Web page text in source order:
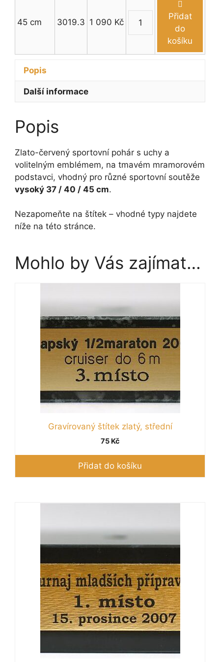
cm
množství
s
37
45 cm 3019.3 1 090 Kč
Zlato-
červený
sportovní
37
množství
Přidat
do
košíku
Popis
Další informace
Popis
Zlato-červený sportovní pohár s uchy a
volitelným emblémem, na tmavém mramorovém
podstavci, vhodný pro různé sportovní soutěže
vysoký 37 / 40 / 45 cm.
Nezapomeňte na štítek – vhodné typy najdete
níže na této stránce.
Mohlo by Vás zajímat…
Gravírovaný štítek zlatý, střední
75 Kč
Přidat do košíku